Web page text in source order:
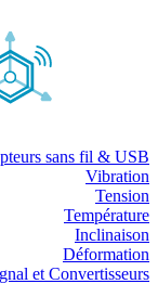
sans fil & USB
Vibration
Tension
Température
Inclinaison
Déformation
et Convertisseurs